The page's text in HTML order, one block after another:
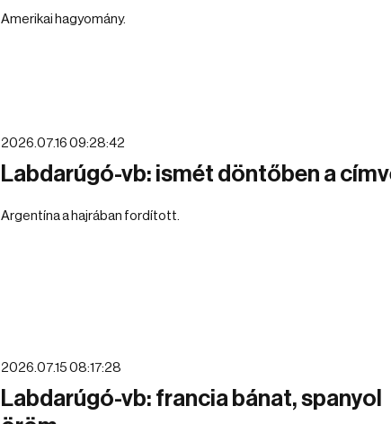
Amerikai hagyomány.
2026.07.16 09:28:42
Labdarúgó-vb: ismét döntőben a
Argentína a hajrában fordított.
2026.07.15 08:17:28
Labdarúgó-vb: francia bánat, spanyol